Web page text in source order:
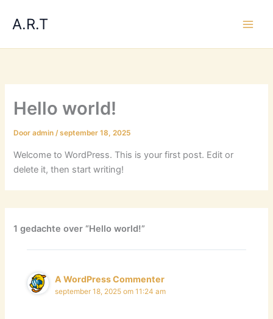
naar
inhoud
A.R.T
Hello world!
Dooradmin/september 18, 2025
Welcome to WordPress. This is your first post. Edit or
delete it, then start writing!
1 gedachte over “Hello world!”
A WordPress Commenter
september 18, 2025 om 11:24 am